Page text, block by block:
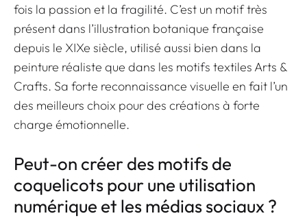
fois la passion et la fragilité. C’est un motif très
présent dans l’illustration botanique française
depuis le XIXe siècle, utilisé aussi bien dans la
peinture réaliste que dans les motifs textiles Arts &
Crafts. Sa forte reconnaissance visuelle en fait l’un
des meilleurs choix pour des créations à forte
charge émotionnelle.
Peut-on créer des motifs de
coquelicots pour une utilisation
numérique et les médias sociaux ?